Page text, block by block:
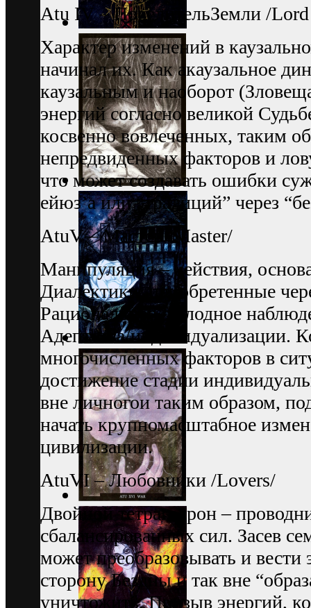
Аtu IV – ПовелительЗемли /
Характер изменений в
начинал их. Как акаузальное
каузальным и наоборот
энергий согласно великой
косвенно вовлеченных, таким
непредвиденных факторов и
что может создавать ошибки
ейюз’а или “традиций” через
АtuV – Мастер /Master/
Манипуляция – действия,
Диалектики, приобретенные
Рациональное, холодное
Адептства/индивидуализации.
многочисленных факторов в
достижение стадии
вне личногои таким образом,
начать крупномасштабное
цивилизации.
АtuVI – Любовники /Lovers/
Двойной тетрагедрон –
сбалансированных сил. Засев
может преобразовывать и
сторону Бездны и так вне
уничтожить. Призыв энергий,